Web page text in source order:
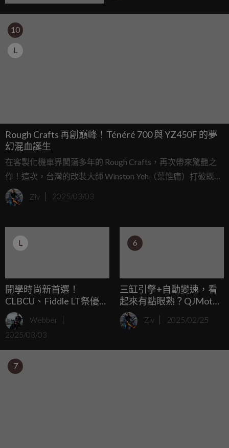
10
L
Rough Crafts 再創巔峰！Ténéré 700 與 YZ450F 的夢
幻混血誕生
在客製化機車界闖蕩多年的 Rough Crafts，再次帶來驚艷之
作！這次，台灣的改裝大師 Winston Yeh（葉惟庸）打破既有
框架，打造了一台融合 Yamaha Ténéré 700 與 YZ450F 精華的
夢幻級 ADV Tracker。這輛機車不僅擁有 Rough Crafts 經典
為城市穿梭與泥地競速的雙棲戰將！
Ziv 2025/03/03
L
開學時尚新首選！
CLBCU、Fiddle LT祭優惠
獎學金加碼7000元，再享
分期0利率
Webber
2025/03/03
6
三缸引擎+自動變速，看
起來有點眼熟？QJMotor
700cc 三缸引擎專利文件
曝光！Ziv 2025/02/25
7